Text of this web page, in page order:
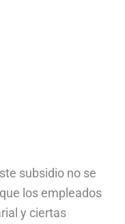
subsidio no se
los empleados
y ciertas